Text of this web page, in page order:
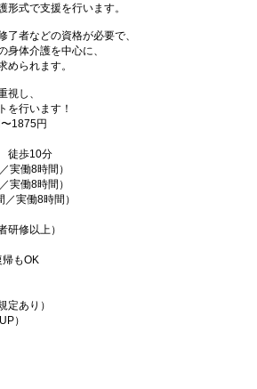
形式で支援を行います。
了者などの資格が必要で、
身体介護を中心に、
められます。
視し、
を行います！
1875円
徒歩10分
実働8時間）
実働8時間）
実働8時間）
修以上）
もOK
あり）
）